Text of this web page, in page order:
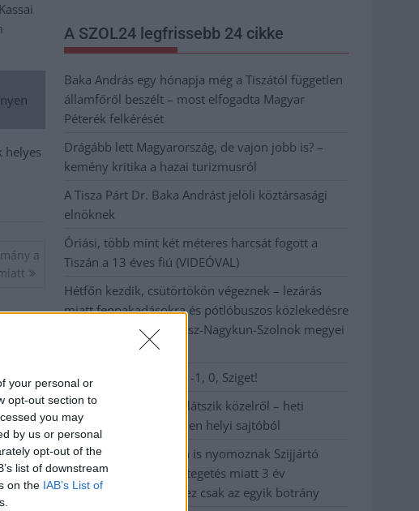
your personal or
opt-out section to
you may
by us or personal
opt-out of the
list of downstream
on the IAB’s List of
helyes
a
A SZOL24 legfrissebb 24 cikke
Baka András egy hónapja még a Tiszától független
államfőről beszélt – most elfogadta Magyar
Péterék felkérését
Drágább lett Magyarország, de vajon jobb is? –
kemény kritika a hazai turizmusról
A Tisza Párt Dr. Baka Andrást jelöli köztársasági
elnöknek
Óriási, több mint két méteres harcsát fogott a
Tiszán a 13 éves fiú (VIDEÓVAL)
Hétfőn kezdik, csütörtökön végeznek – lezárás
miatt fennakadásokra és pótlóbuszos közlekedésre
számítsunk az egyik Jász-Nagykun-Szolnok megyei
Visszaszámlálás indul: -1, 0, Sziget!
Magyarország jobban látszik közelről – heti
médiaszemle a független helyi sajtóból
Már magasabb szinten is nyomoznak Szijjártó
büntetőügyében, vesztegetés miatt 3 év
letöltendőt kaphat és ez csak az egyik botrány